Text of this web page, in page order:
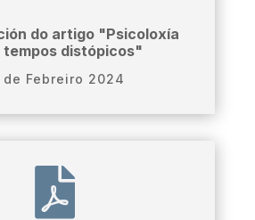
do artigo "Psicoloxía
tempos distópicos"
de Febreiro 2024
